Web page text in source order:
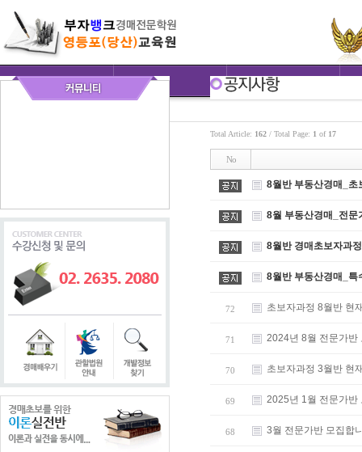
Total Article: 162 / Total Page: 1 of 17
No
8월반 부동산경매_
8월 부동산경매_전
8월반 경매초보자과
8월반 부동산경매_
72 초보자과정 8월반 현
71 2024년 8월 전문가
70 초보자과정 3월반 현
69 2025년 1월 전문가
68 3월 전문가반 모집합